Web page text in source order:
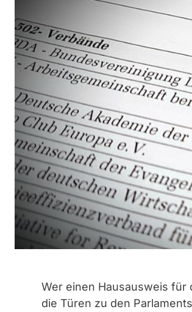
Wer einen Hausausweis für
die Türen zu den